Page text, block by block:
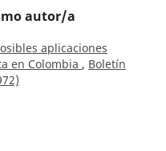
autor/a
aplicaciones
en Colombia , Boletín